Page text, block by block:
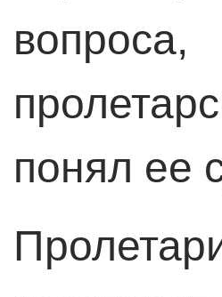
понял ее